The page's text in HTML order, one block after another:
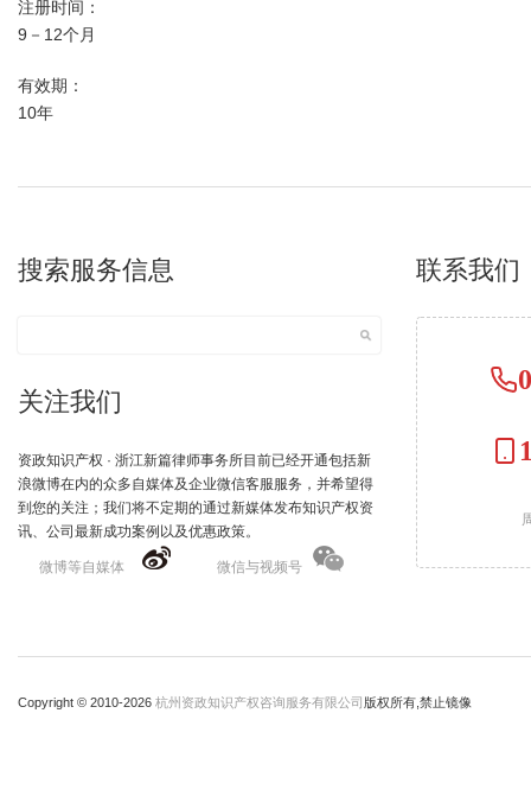
注册时间：
9－12个月
有效期：
10年
搜索服务信息
关注我们
资政知识产权 · 浙江新篇律师事务所目前已经开通包括新
浪微博在内的众多自媒体及企业微信客服服务，并希望得
到您的关注；我们将不定期的通过新媒体发布知识产权资
讯、公司最新成功案例以及优惠政策。
微博等自媒体 微信与视频号
联系我们
Copyright © 2010-2026 杭州资政知识产权咨询服务有限公司 版权所有,禁止镜像